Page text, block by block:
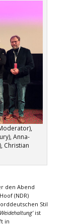
Anna-
Christian
den Abend
(NDR)
Stil
ist
in